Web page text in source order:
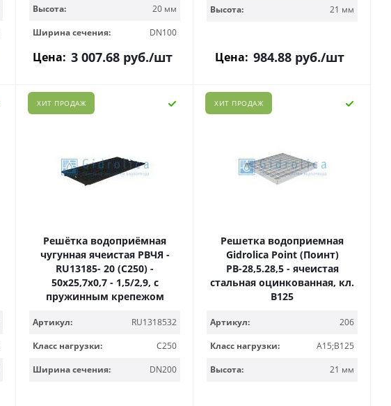
Высота:
20 мм
Ширина сечения:
DN100
Цена: 3 007.68руб./шт
Высота:
21 мм
Цена: 984.88 руб./шт
ХИТ ПРОДАЖ
Решётка водоприёмная
чугунная ячеистая РВЧЯ -
RU13185- 20 (C250) -
50х25,7х0,7 - 1,5/2,9, с
пружинным крепежом
Артикул:
RU1318532
Класс нагрузки:
C250
Ширина сечения:
DN200
ХИТ ПРОДАЖ
Решетка водоприемная
Gidrolica Point (Поинт)
РВ-28,5.28,5 - ячеистая
стальная оцинкованная, кл.
В125
Артикул:
206
Класс нагрузки:
A15;B125
Высота:
21 мм